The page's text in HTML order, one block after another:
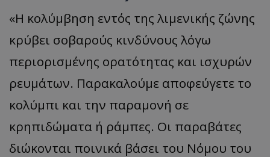
«Η κολύμβηση εντός της λιμενικής ζώνης
κρύβει σοβαρούς κινδύνους λόγω
περιορισμένης ορατότητας και ισχυρών
ρευμάτων. Παρακαλούμε αποφεύγετε το
κολύμπι και την παραμονή σε
κρηπιδώματα ή ράμπες. Οι παραβάτες
διώκονται ποινικά βάσει του Νόμου του